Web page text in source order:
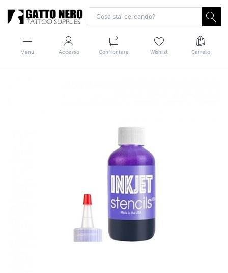
Menu Accesso Confrontare Wishlist Carrello